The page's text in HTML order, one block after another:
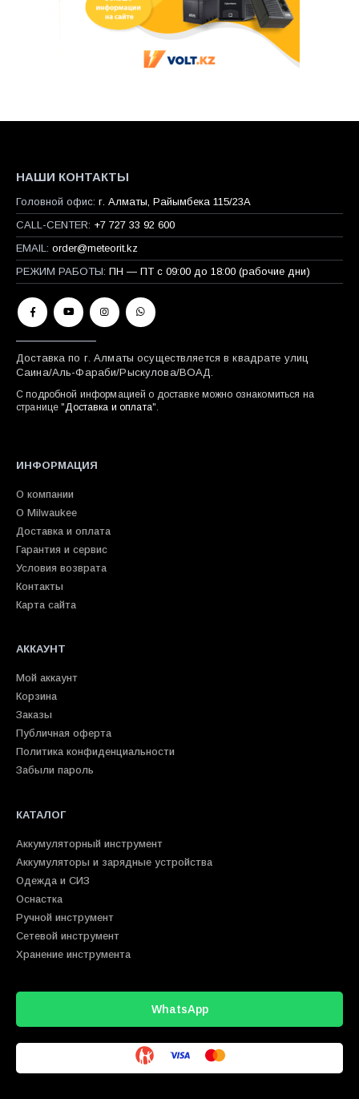
НАШИ КОНТАКТЫ
Головной офис: г. Алматы, Райымбека 115/23A
CALL-CENTER: +7 727 33 92 600
EMAIL: order@meteorit.kz
РЕЖИМ РАБОТЫ: ПН — ПТ с 09:00 до 18:00 (рабочие дни)
Доставка по г. Алматы осуществляется в квадрате улиц
Саина/Аль-Фараби/Рыскулова/ВОАД.
С подробной информацией о доставке можно ознакомиться на
странице "Доставка и оплата".
ИНФОРМАЦИЯ
О компании
О Milwaukee
Доставка и оплата
Гарантия и сервис
Условия возврата
Контакты
Карта сайта
АККАУНТ
Мой аккаунт
Корзина
Заказы
Публичная оферта
Политика конфиденциальности
Забыли пароль
КАТАЛОГ
Аккумуляторный инструмент
Аккумуляторы и зарядные устройства
Одежда и СИЗ
Оснастка
Ручной инструмент
Сетевой инструмент
Хранение инструмента
WhatsApp